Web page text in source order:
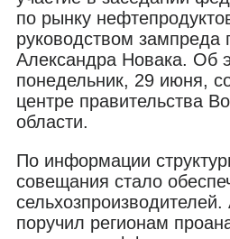
по рынку
руководством зампреда
Александра Новака. Об
понедельник, 29 июня,
центре правительства
области.
По информации
совещания стало
поручил регионам